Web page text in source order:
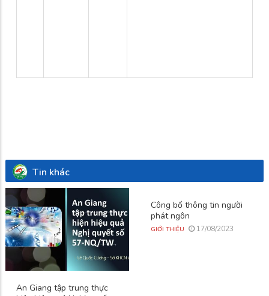
Tin khác
An Giang tập trung thực
Công bố thông tin người
phát ngôn
GIỚI THIỆU 17/08/2023